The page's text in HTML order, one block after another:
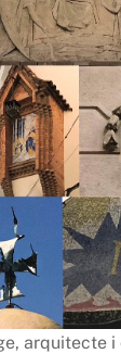
arquitecte i